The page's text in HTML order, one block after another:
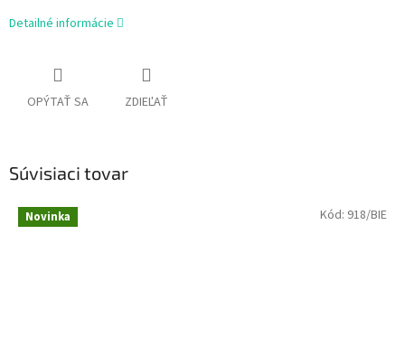
Detailné informácie
OPÝTAŤ SA ZDIEĽAŤ
Súvisiaci tovar
Novinka Kód: 918/BIE